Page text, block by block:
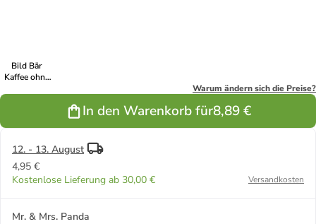
Bild Bär
Kaffee ohne
Türkis Pastell
Warum ändern sich die Preise?
In den Warenkorb für8,89 €
12. - 13. August
4,95 €
Kostenlose Lieferung ab 30,00 €
Versandkosten
Mr. & Mrs. Panda